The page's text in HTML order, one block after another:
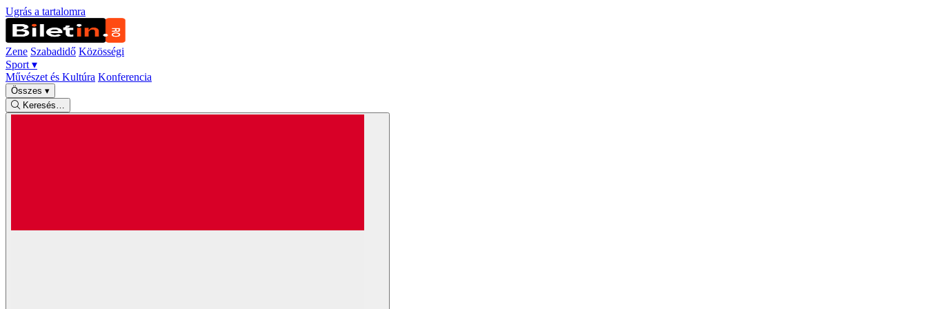
Ugrás a tartalomra
Zene Szabadidő Közösségi
Sport ▾
Művészet és Kultúra Konferencia
Összes ▾
Keresés…